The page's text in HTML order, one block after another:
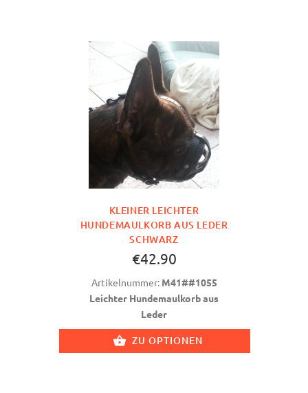
KLEINER LEICHTER
HUNDEMAULKORB AUS LEDER
SCHWARZ
€42.90
Artikelnummer: M41##1055
Leichter Hundemaulkorb aus
Leder
ZU OPTIONEN